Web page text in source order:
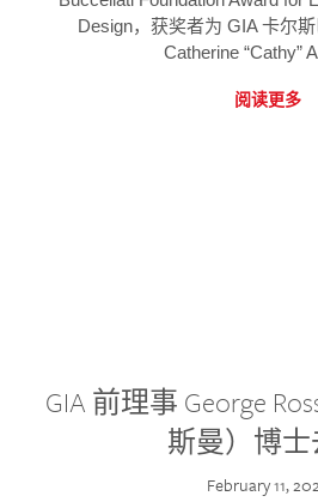
Design，获奖者为 GIA 卡尔
Catherine “Cathy”
阅读更多
GIA 前理事 George
斯曼）博
February 11,